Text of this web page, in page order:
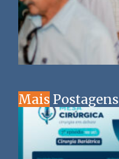
Mais Postagens